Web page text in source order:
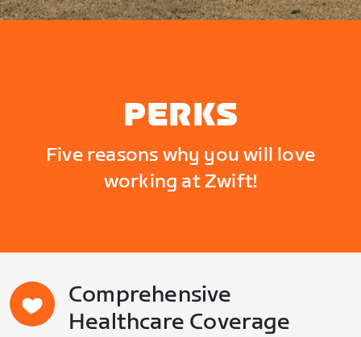
PERKS
Five reasons why you will love
working at Zwift!
Comprehensive
Healthcare Coverage